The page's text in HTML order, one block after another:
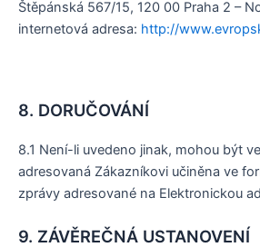
Štěpánská 567/15, 120 00 Praha 2 –
internetová adresa: http://
8. DORUČOVÁNÍ
8.1 Není-li uvedeno jinak, mohou být
adresovaná Zákazníkovi učiněna ve
zprávy adresované na Elektronickou
9. ZÁVĚREČNÁ USTANOVENÍ